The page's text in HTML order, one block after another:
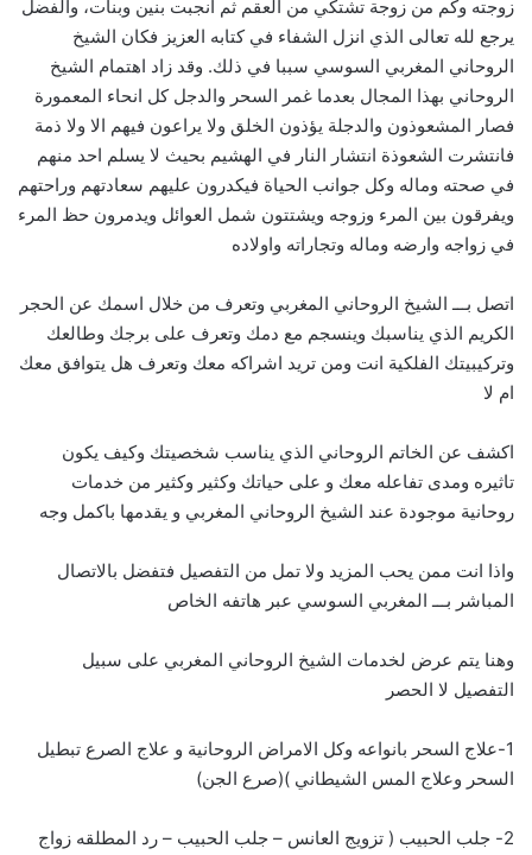
زوجته وكم من زوجة تشتكي من العقم ثم أنجبت بنين وبنات، والفضل
يرجع لله تعالى الذي انزل الشفاء في كتابه العزيز فكان الشيخ
الروحاني المغربي السوسي سببا في ذلك. وقد زاد اهتمام الشيخ
الروحاني بهذا المجال بعدما غمر السحر والدجل كل انحاء المعمورة
فصار المشعوذون والدجلة يؤذون الخلق ولا يراعون فيهم الا ولا ذمة
فانتشرت الشعوذة انتشار النار في الهشيم بحيث لا يسلم احد منهم
في صحته وماله وكل جوانب الحياة فيكدرون عليهم سعادتهم وراحتهم
ويفرقون بين المرء وزوجه ويشتتون شمل العوائل ويدمرون حظ المرء
في زواجه وارضه وماله وتجاراته واولاده
اتصل بـــ الشيخ الروحاني المغربي وتعرف من خلال اسمك عن الحجر
الكريم الذي يناسبك وينسجم مع دمك وتعرف على برجك وطالعك
وتركيبيتك الفلكية انت ومن تريد اشراكه معك وتعرف هل يتوافق معك
ام لا
اكشف عن الخاتم الروحاني الذي يناسب شخصيتك وكيف يكون
تاثيره ومدى تفاعله معك و على حياتك وكثير وكثير من خدمات
روحانية موجودة عند الشيخ الروحاني المغربي و يقدمها باكمل وجه
واذا انت ممن يحب المزيد ولا تمل من التفصيل فتفضل بالاتصال
المباشر بـــ المغربي السوسي عبر هاتفه الخاص
وهنا يتم عرض لخدمات الشيخ الروحاني المغربي على سبيل
التفصيل لا الحصر
1-علاج السحر بانواعه وكل الامراض الروحانية و علاج الصرع تبطيل
السحر وعلاج المس الشيطاني )(صرع الجن)
2- جلب الحبيب ( تزويج العانس – جلب الحبيب – رد المطلقه زواج